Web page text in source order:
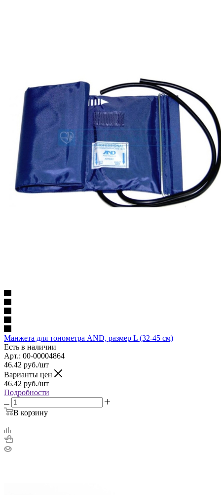
Манжета для тонометра AND, размер L (32-45 см)
Есть в наличии
Арт.: 00-00004864
46.42 руб./шт
Варианты цен
46.42 руб./шт
Подробности
В корзину